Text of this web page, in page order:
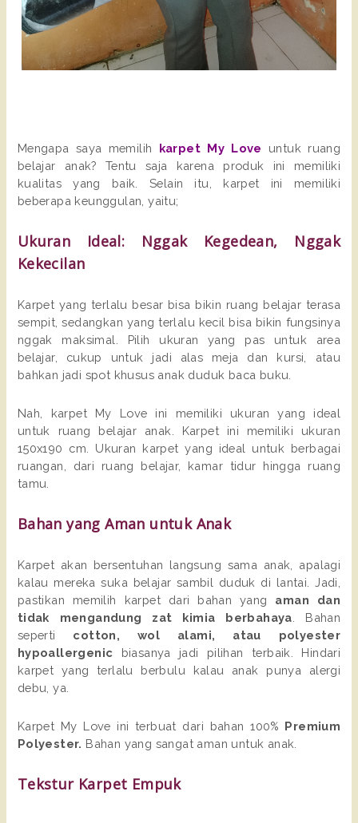
Mengapa saya memilih karpet My Love untuk ruang
belajar anak? Tentu saja karena produk ini memiliki
kualitas yang baik. Selain itu, karpet ini memiliki
beberapa keunggulan, yaitu;
Ukuran Ideal: Nggak Kegedean, Nggak
Kekecilan
Karpet yang terlalu besar bisa bikin ruang belajar terasa
sempit, sedangkan yang terlalu kecil bisa bikin fungsinya
nggak maksimal. Pilih ukuran yang pas untuk area
belajar, cukup untuk jadi alas meja dan kursi, atau
bahkan jadi spot khusus anak duduk baca buku.
Nah, karpet My Love ini memiliki ukuran yang ideal
untuk ruang belajar anak. Karpet ini memiliki ukuran
150x190 cm. Ukuran karpet yang ideal untuk berbagai
ruangan, dari ruang belajar, kamar tidur hingga ruang
tamu.
Bahan yang Aman untuk Anak
Karpet akan bersentuhan langsung sama anak, apalagi
kalau mereka suka belajar sambil duduk di lantai. Jadi,
pastikan memilih karpet dari bahan yang aman dan
tidak mengandung zat kimia berbahaya . Bahan
seperti cotton, wol alami, atau polyester
hypoallergenic biasanya jadi pilihan terbaik. Hindari
karpet yang terlalu berbulu kalau anak punya alergi
debu, ya.
Karpet My Love ini terbuat dari bahan 100% Premium
Polyester. Bahan yang sangat aman untuk anak.
Tekstur Karpet Empuk